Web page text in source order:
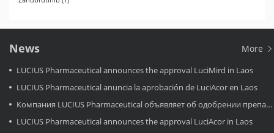
News More
LUCIUS Pharmaceutical announces the approval LuciMird in Laos
LUCIUS Pharmaceutical anuncia la aprobación de LuciAcor en Laos
Компания LUCIUS Pharmaceutical объявляет об одобрении препарата LuciAcor в Лаосе.
LUCIUS Pharmaceutical announces the approval LuciAcor in Laos